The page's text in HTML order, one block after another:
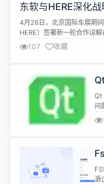
扎...
东软与HERE深化
行解决方案
4月26日，北京国际车展期
HERE）签署新一轮合作谅
&rdquo;的深度合作关系，
落地经验，同HERE全球领
提供AI驱动的一站式智能出
107 收藏
Qt
问
认
启
源